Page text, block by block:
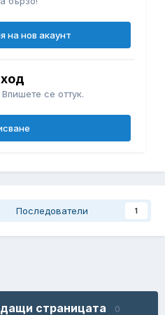
на нов акаунт
се оттук.
Последователи 1
страницата 0